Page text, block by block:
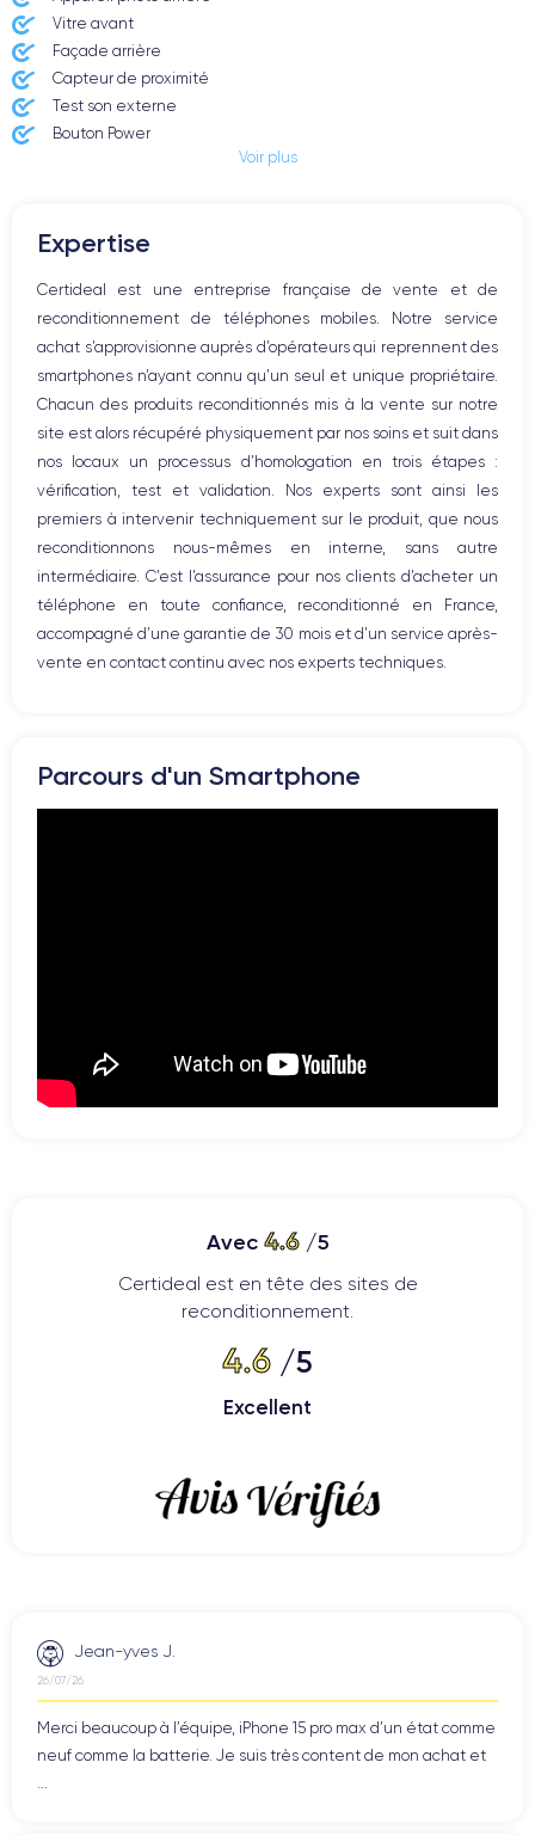
Vitre avant ​
Façade arrière
Capteur de proximité
Test son externe
Bouton Power
Haut parleur
Bouton Home
Bluetooth
WiFi
Réseau
Vibreur
Prise USB
Voir plus
Expertise
Certideal est une entreprise française de vente et de
reconditionnement de téléphones mobiles. Notre service
achat s’approvisionne auprès d’opérateurs qui reprennent des
smartphones n’ayant connu qu’un seul et unique propriétaire.
Chacun des produits reconditionnés mis à la vente sur notre
site est alors récupéré physiquement par nos soins et suit dans
nos locaux un processus d’homologation en trois étapes :
vérification, test et validation. Nos experts sont ainsi les
premiers à intervenir techniquement sur le produit, que nous
reconditionnons nous-mêmes en interne, sans autre
intermédiaire. C’est l’assurance pour nos clients d’acheter un
téléphone en toute confiance, reconditionné en France,
accompagné d’une garantie de 30 mois et d’un service après-
vente en contact continu avec nos experts techniques.
Parcours d'un Smartphone
Avec 4.6/5
Certideal est en tête des sites de
reconditionnement.
4.6 /5
Excellent
Jean-yves J.
26/07/26
Merci beaucoup à l’équipe, iPhone 15 pro max d’un état comme
neuf comme la batterie. Je suis très content de mon achat et